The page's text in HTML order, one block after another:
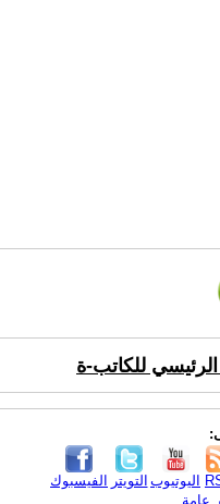
الرئيسي للكاتب-ة
الفيسبوك التويتر اليوتيوب
عامة